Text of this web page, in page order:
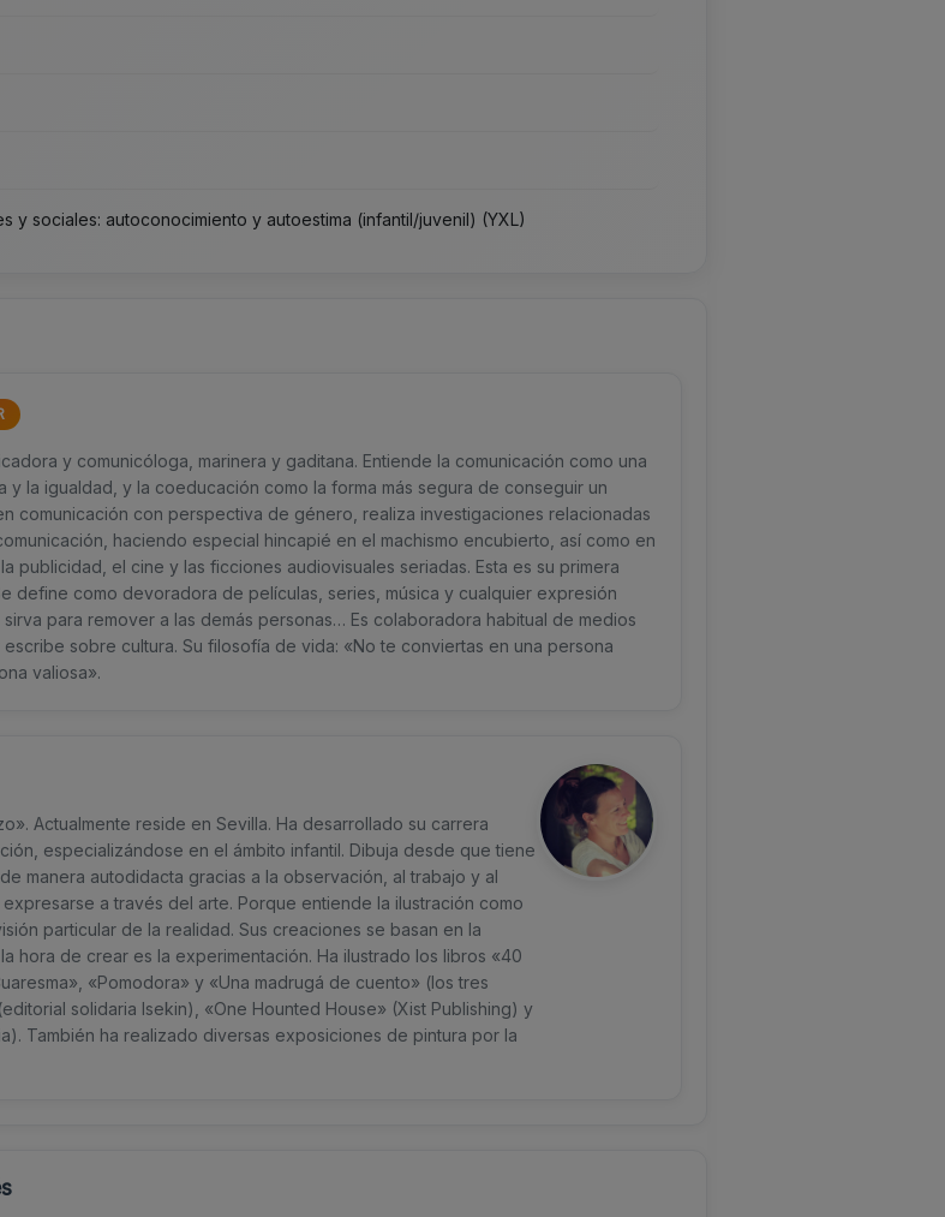
y sociales: autoconocimiento y autoestima (infantil/juvenil) (YXL)
y comunicóloga, marinera y gaditana. Entiende la comunicación como una
y la igualdad, y la coeducación como la forma más segura de conseguir un
comunicación con perspectiva de género, realiza investigaciones relacionadas
haciendo especial hincapié en el machismo encubierto, así como en
publicidad, el cine y las ficciones audiovisuales seriadas. Esta es su primera
define como devoradora de películas, series, música y cualquier expresión
para remover a las demás personas… Es colaboradora habitual de medios
sobre cultura. Su filosofía de vida: «No te conviertas en una persona
valiosa».
Actualmente reside en Sevilla. Ha desarrollado su carrera
especializándose en el ámbito infantil. Dibuja desde que tiene
manera autodidacta gracias a la observación, al trabajo y al
a través del arte. Porque entiende la ilustración como
particular de la realidad. Sus creaciones se basan en la
hora de crear es la experimentación. Ha ilustrado los libros «40
«Pomodora» y «Una madrugá de cuento» (los tres
solidaria Isekin), «One Hounted House» (Xist Publishing) y
También ha realizado diversas exposiciones de pintura por la